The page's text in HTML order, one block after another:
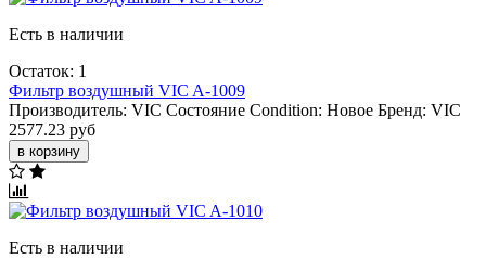
Есть в наличии
Остаток: 1
Фильтр воздушный VIC A-1009
Производитель: VIC Состояние Condition: Новое Бренд: VIC
2577.23 руб
в корзину
Есть в наличии